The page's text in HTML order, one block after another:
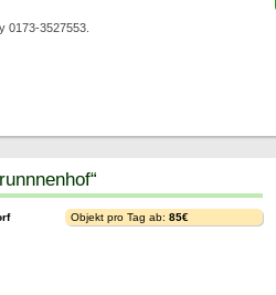
0173-3527553.
Objekt pro Tag ab: 85€